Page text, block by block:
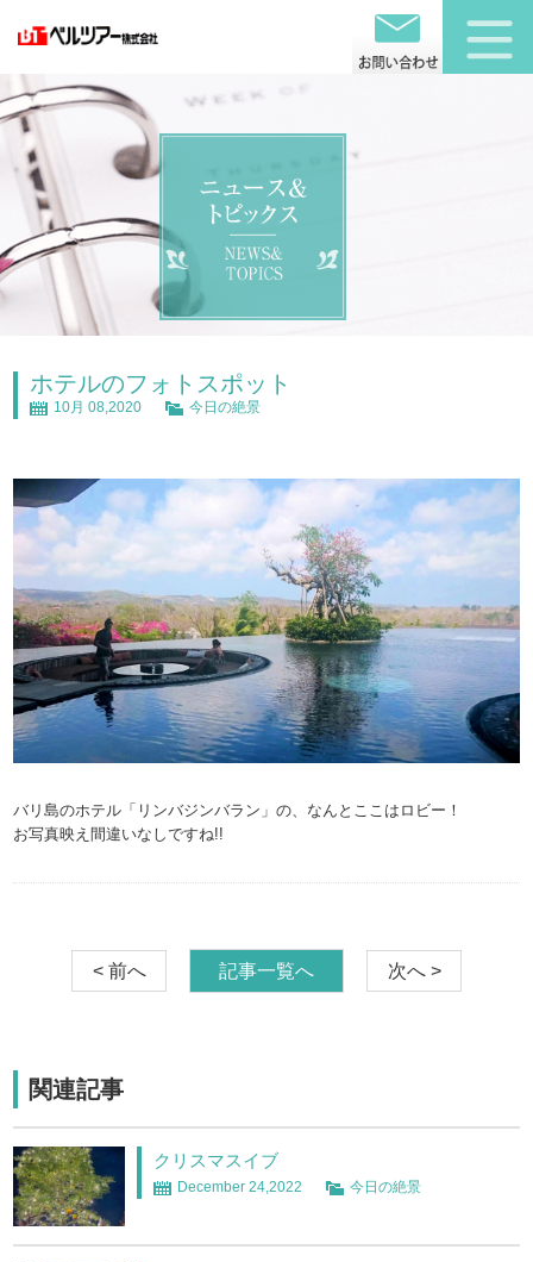
ホテルのフォトスポット
10月 08,2020 今日の絶景
バリ島のホテル「リンバジンバラン」の、なんとここはロビー！
お写真映え間違いなしですね!!
< 前へ 記事一覧へ 次へ >
関連記事
クリスマスイブ
December 24,2022 今日の絶景